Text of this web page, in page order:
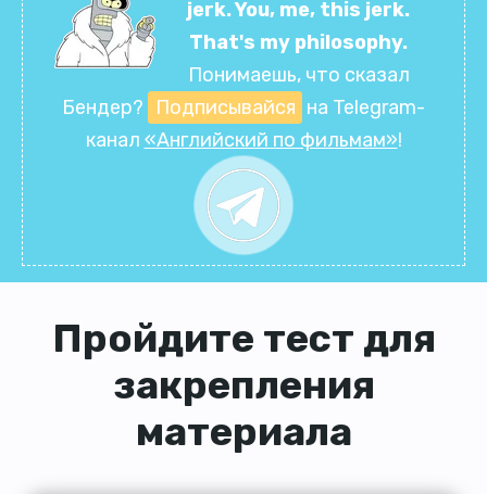
jerk. You, me, this jerk.
That's my philosophy.
Понимаешь, что сказал
Бендер?
Подписывайся на Telegram-
канал «Английский по фильмам»!
Пройдите тест для
закрепления
материала